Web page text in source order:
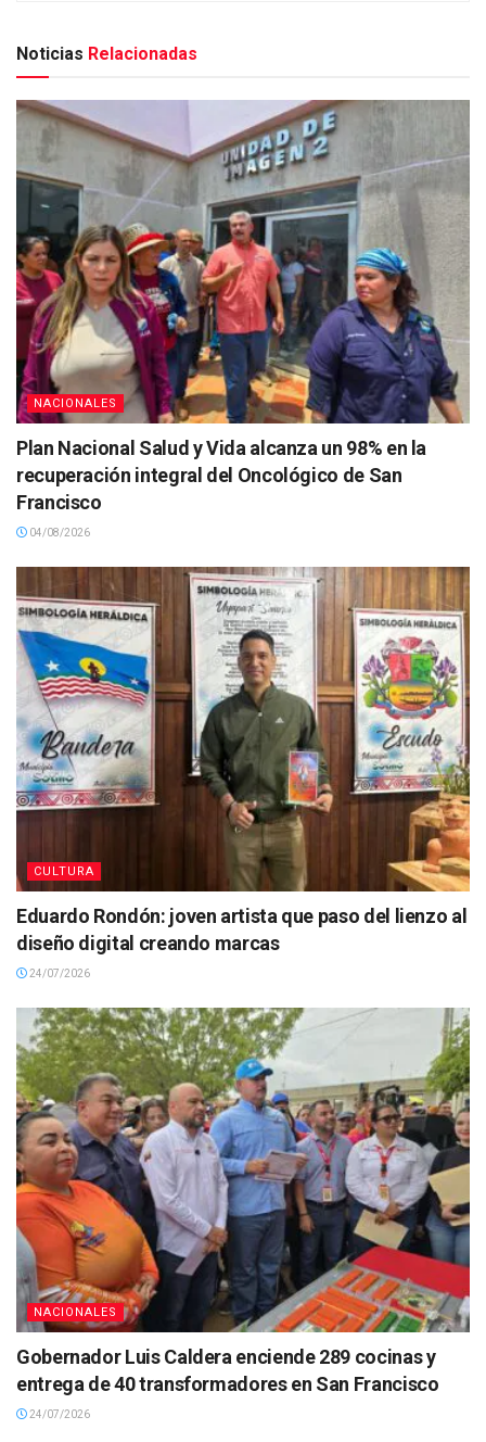
Noticias Relacionadas
NACIONALES
Plan Nacional Salud y Vida alcanza un 98% en la
recuperación integral del Oncológico de San
Francisco
04/08/2026
CULTURA
Eduardo Rondón: joven artista que paso del lienzo al
diseño digital creando marcas
24/07/2026
NACIONALES
Gobernador Luis Caldera enciende 289 cocinas y
entrega de 40 transformadores en San Francisco
24/07/2026